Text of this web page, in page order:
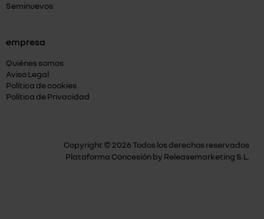
Seminuevos
empresa
Quiénes somos
Aviso Legal
Política de cookies
Política de Privacidad
Copyright © 2026 Todos los derechos reservados
Plataforma Concesión by Releasemarketing S.L.